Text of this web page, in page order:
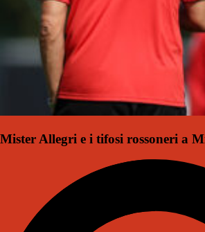
Mister Allegri e i tifosi rossoneri a